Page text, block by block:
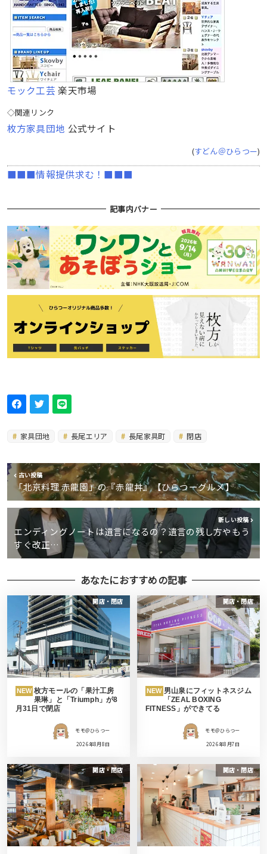
モック工芸 楽天市場
◇関連リンク
枚方家具団地 公式サイト
(すどん＠ひらつー)
■■■情報提供求む！■■■
記事内バナー
家具団地 長尾エリア 長尾家具町 閉店
古い投稿
「北京料理 赤龍園」の『赤龍丼』【ひらつーグルメ】
新しい投稿
エンディングノートは遺言になるの？遺言の残し方やもう
すぐ改正…
あなたにおすすめの記事
開店・閉店
NEW 枚方モールの「果汁工房
果琳」と「Triumph」が8
月31日で閉店
モモ＠ひらつー
2026年8月8日
開店・閉店
NEW 男山泉にフィットネスジム
「ZEAL BOXING
FITNESS」ができてる
モモ＠ひらつー
2026年8月7日
開店・閉店 開店・閉店